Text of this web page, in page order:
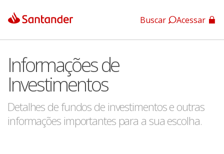
App Santander
App Santander Empresas
Buscar Acessar
Informações de
Investimentos
Detalhes de fundos de investimentos e outras
informações importantes para a sua escolha.